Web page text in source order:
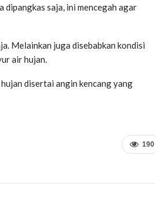
dipangkas saja, ini mencegah agar
Melainkan juga disebabkan kondisi
air hujan.
disertai angin kencang yang
190